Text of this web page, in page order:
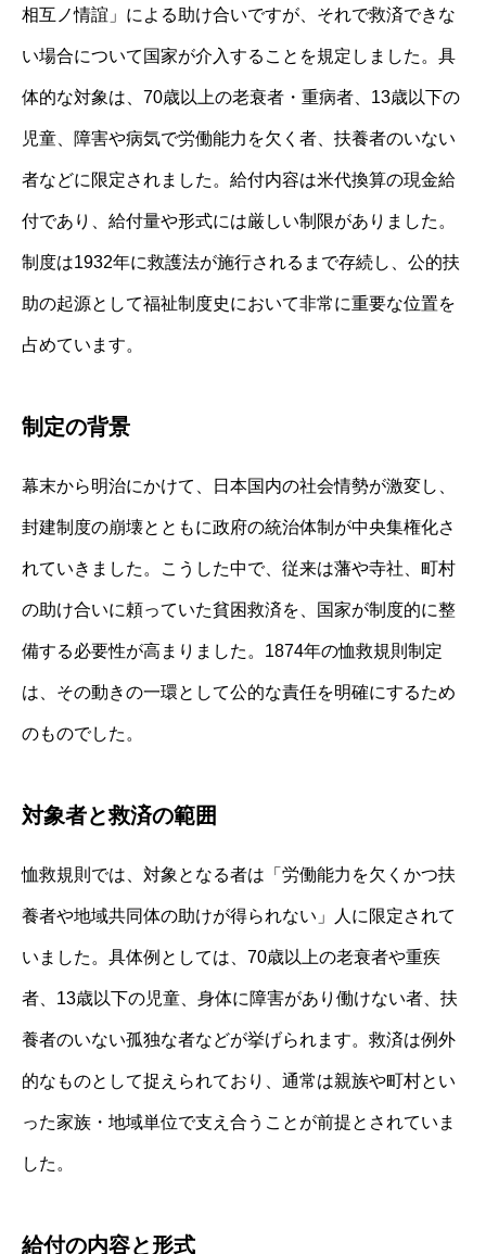
相互ノ情誼」による助け合いですが、それで救済できな
い場合について国家が介入することを規定しました。具
体的な対象は、70歳以上の老衰者・重病者、13歳以下の
児童、障害や病気で労働能力を欠く者、扶養者のいない
者などに限定されました。給付内容は米代換算の現金給
付であり、給付量や形式には厳しい制限がありました。
制度は1932年に救護法が施行されるまで存続し、公的扶
助の起源として福祉制度史において非常に重要な位置を
占めています。
制定の背景
幕末から明治にかけて、日本国内の社会情勢が激変し、
封建制度の崩壊とともに政府の統治体制が中央集権化さ
れていきました。こうした中で、従来は藩や寺社、町村
の助け合いに頼っていた貧困救済を、国家が制度的に整
備する必要性が高まりました。1874年の恤救規則制定
は、その動きの一環として公的な責任を明確にするため
のものでした。
対象者と救済の範囲
恤救規則では、対象となる者は「労働能力を欠くかつ扶
養者や地域共同体の助けが得られない」人に限定されて
いました。具体例としては、70歳以上の老衰者や重疾
者、13歳以下の児童、身体に障害があり働けない者、扶
養者のいない孤独な者などが挙げられます。救済は例外
的なものとして捉えられており、通常は親族や町村とい
った家族・地域単位で支え合うことが前提とされていま
した。
給付の内容と形式